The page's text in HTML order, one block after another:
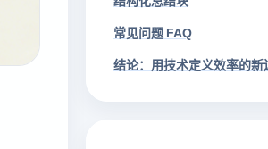
常见问题 FAQ
结论：用技术定义效率的新